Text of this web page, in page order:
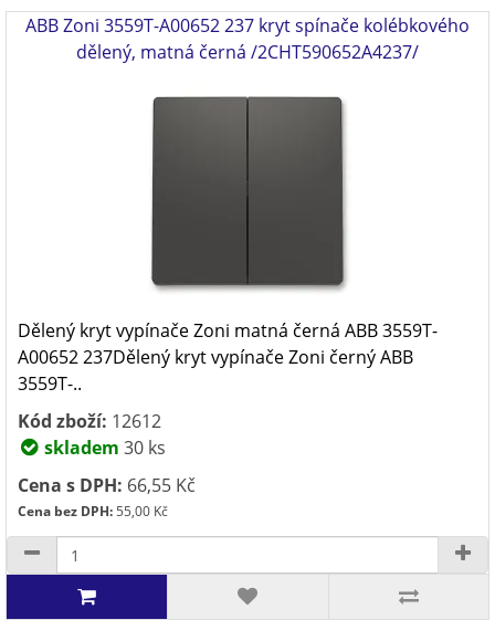
ABB Zoni 3559T-A00652 237 kryt spínače kolébkového
dělený, matná černá /2CHT590652A4237/
Dělený kryt vypínače Zoni matná černá ABB 3559T-
A00652 237Dělený kryt vypínače Zoni černý ABB
3559T-..
Kód zboží: 12612
skladem 30 ks
Cena s DPH: 66,55 Kč
Cena bez DPH:55,00 Kč